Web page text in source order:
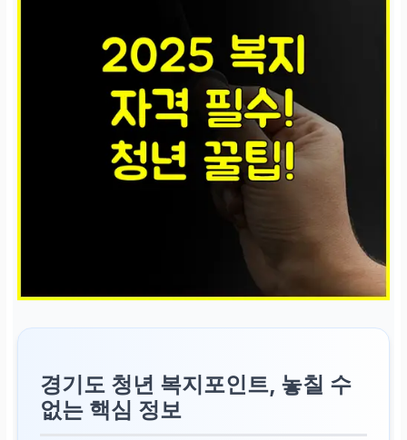
경기도 청년 복지포인트, 놓칠 수
없는 핵심 정보